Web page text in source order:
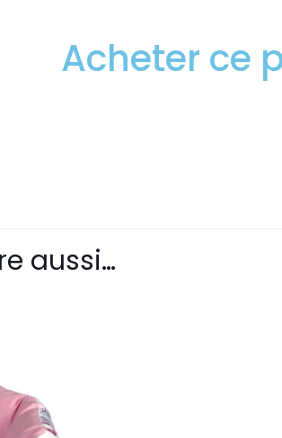
Acheter ce
aussi…